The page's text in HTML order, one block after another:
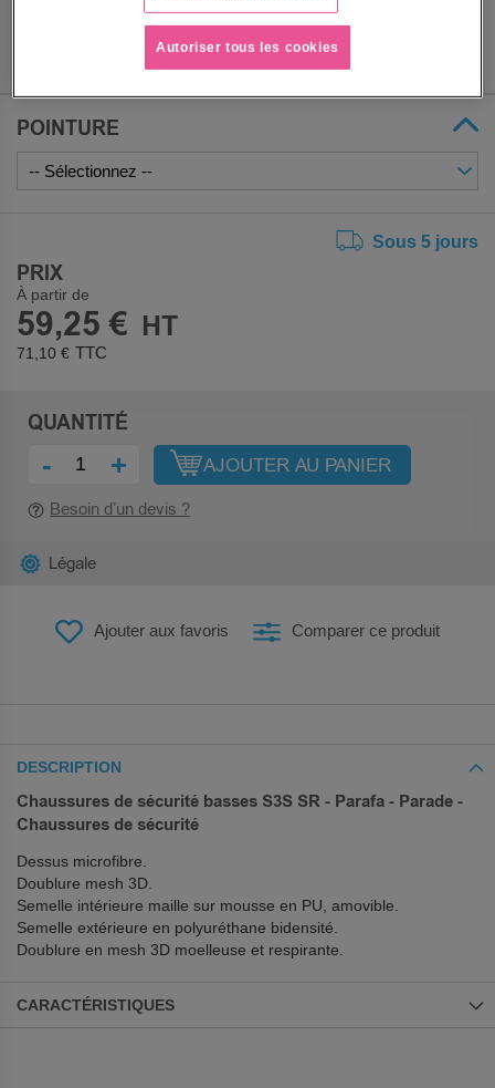
POINTURE
Sous 5 jours
PRIX
À partir de
59,25 €
71,10 €
QUANTITÉ
- + AJOUTER AU PANIER
Besoin d’un devis ?
Ajouter aux favoris Comparer ce produit
Légale
DESCRIPTION
Chaussures de sécurité basses S3S SR - Parafa - Parade -
Chaussures de sécurité
Dessus microfibre.
Doublure mesh 3D.
Semelle intérieure maille sur mousse en PU, amovible.
Semelle extérieure en polyuréthane bidensité.
Doublure en mesh 3D moelleuse et respirante.
CARACTÉRISTIQUES
Autoriser tous les cookies